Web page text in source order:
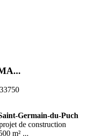
Germain-du-Puch
de construction
m² ...